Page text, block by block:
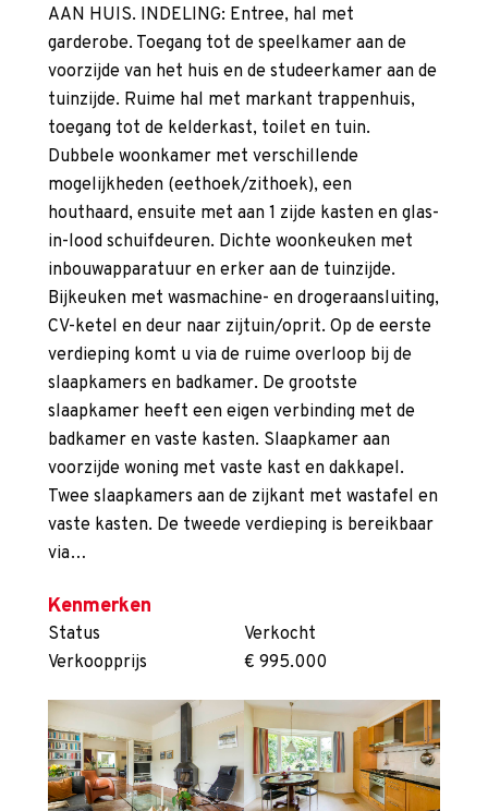
AAN HUIS. INDELING: Entree, hal met
garderobe. Toegang tot de speelkamer aan de
voorzijde van het huis en de studeerkamer aan de
tuinzijde. Ruime hal met markant trappenhuis,
toegang tot de kelderkast, toilet en tuin.
Dubbele woonkamer met verschillende
mogelijkheden (eethoek/zithoek), een
houthaard, ensuite met aan 1 zijde kasten en glas-
in-lood schuifdeuren. Dichte woonkeuken met
inbouwapparatuur en erker aan de tuinzijde.
Bijkeuken met wasmachine- en drogeraansluiting,
CV-ketel en deur naar zijtuin/oprit. Op de eerste
verdieping komt u via de ruime overloop bij de
slaapkamers en badkamer. De grootste
slaapkamer heeft een eigen verbinding met de
badkamer en vaste kasten. Slaapkamer aan
voorzijde woning met vaste kast en dakkapel.
Twee slaapkamers aan de zijkant met wastafel en
vaste kasten. De tweede verdieping is bereikbaar
via…
Kenmerken
Status
Verkocht
Verkoopprijs
€ 995.000